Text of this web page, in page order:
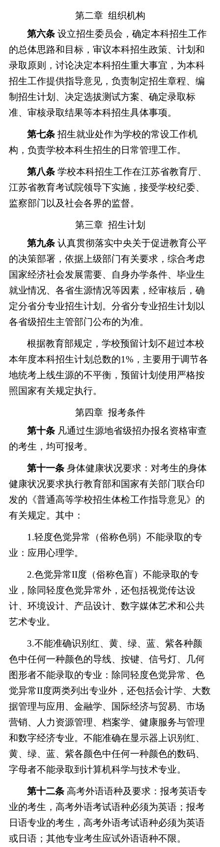
第二章 组织机构
第六条 设立招生委员会，确定本科招生工作
的总体思路和目标，审议本科招生政策、计划和
录取原则，讨论决定本科招生重大事宜，为本科
招生工作提供指导意见，负责制定招生章程、编
制招生计划、决定选拔测试方案、确定录取标
准、审核录取结果等本科招生具体事项。
第七条 招生就业处作为学校的常设工作机
构，负责学校本科生招生的日常管理工作。
第八条 学校本科招生工作在江苏省教育厅、
江苏省教育考试院领导下实施，接受学校纪委、
监察部门以及社会各界的监督。
第三章 招生计划
第九条 认真贯彻落实中央关于促进教育公平
的决策部署，依据上级部门有关要求，综合考虑
国家经济社会发展需要、自身办学条件、毕业生
就业情况、各省生源情况等因素，经审核后，确
定分省分专业招生计划。分省分专业招生计划以
各省级招生主管部门公布的为准。
根据教育部规定，学校预留计划不超过本校
本年度本科招生计划总数的1%，主要用于调节各
地统考上线生源的不平衡，预留计划使用严格按
照国家有关规定执行。
第四章 报考条件
第十条 凡通过生源地省级招办报名资格审查
的考生，均可报考。
第十一条 身体健康状况要求：对考生的身体
健康状况要求执行教育部和国家有关部门联合印
发的《普通高等学校招生体检工作指导意见》的
有关规定。其中：
1.轻度色觉异常（俗称色弱）不能录取的专
业：应用心理学。
2.色觉异常II度（俗称色盲）不能录取的专
业，除同轻度色觉异常外，还包括视觉传达设
计、环境设计、产品设计、数字媒体艺术和公共
艺术专业。
3.不能准确识别红、黄、绿、蓝、紫各种颜
色中任何一种颜色的导线、按键、信号灯、几何
图形者不能录取的专业：除同轻度色觉异常、色
觉异常II度两类列出专业外，还包括会计学、大数
据管理与应用、金融学、国际经济与贸易、市场
营销、人力资源管理、档案学、健康服务与管理
和数字经济专业。不能准确在显示器上识别红、
黄、绿、蓝、紫各颜色中任何一种颜色的数码、
字母者不能录取到计算机科学与技术专业。
第十二条 高考外语语种及要求：报考英语专
业的考生，高考外语考试语种必须为英语；报考
日语专业的考生，高考外语考试语种必须为英语
或日语；其他专业考生应试外语语种不限。